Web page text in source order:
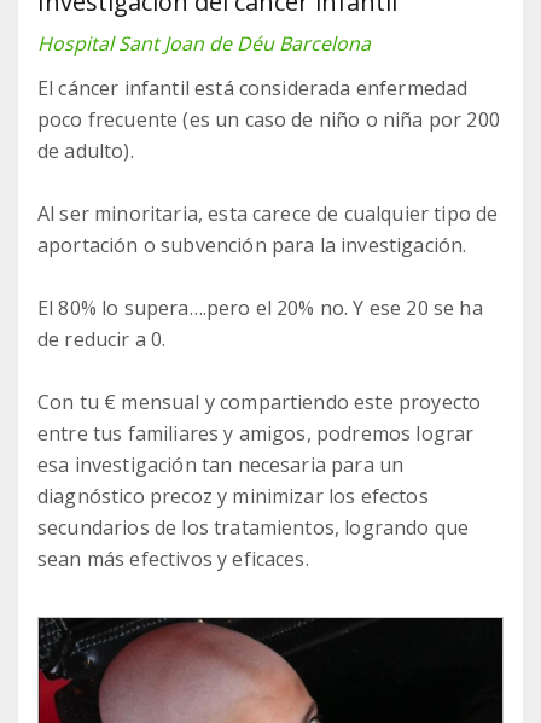
Hospital Sant Joan de Déu Barcelona
El cáncer infantil está considerada enfermedad
poco frecuente (es un caso de niño o niña por 200
de adulto).
Al ser minoritaria, esta carece de cualquier tipo de
aportación o subvención para la investigación.
El 80% lo supera….pero el 20% no. Y ese 20 se ha
de reducir a 0.
Con tu € mensual y compartiendo este proyecto
entre tus familiares y amigos, podremos lograr
esa investigación tan necesaria para un
diagnóstico precoz y minimizar los efectos
secundarios de los tratamientos, logrando que
sean más efectivos y eficaces.